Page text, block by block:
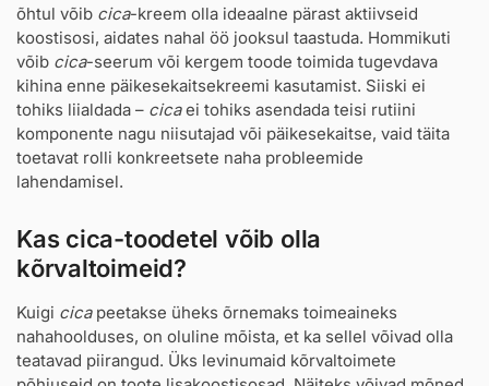
õhtul võib cica-kreem olla ideaalne pärast aktiivseid
koostisosi, aidates nahal öö jooksul taastuda. Hommikuti
võib cica-seerum või kergem toode toimida tugevdava
kihina enne päikesekaitsekreemi kasutamist. Siiski ei
tohiks liialdada – cicaei tohiks asendada teisi rutiini
komponente nagu niisutajad või päikesekaitse, vaid täita
toetavat rolli konkreetsete naha probleemide
lahendamisel.
Kas cica-toodetel võib olla
kõrvaltoimeid?
Kuigi cicapeetakse üheks õrnemaks toimeaineks
nahahoolduses, on oluline mõista, et ka sellel võivad olla
teatavad piirangud. Üks levinumaid kõrvaltoimete